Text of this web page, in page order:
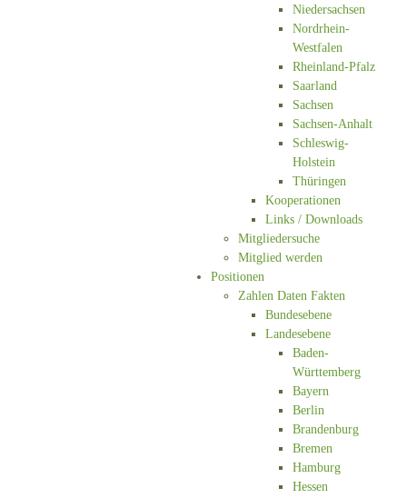
Niedersachsen
Nordrhein-
Westfalen
Rheinland-Pfalz
Saarland
Sachsen
Sachsen-Anhalt
Schleswig-
Holstein
Thüringen
Kooperationen
Links / Downloads
Mitgliedersuche
Mitglied werden
Positionen
Zahlen Daten Fakten
Bundesebene
Landesebene
Baden-
Württemberg
Bayern
Berlin
Brandenburg
Bremen
Hamburg
Hessen